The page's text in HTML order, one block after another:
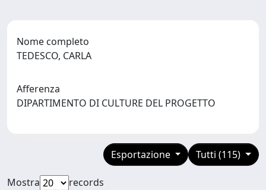
Nome completo
TEDESCO, CARLA
Afferenza
DIPARTIMENTO DI CULTURE DEL PROGETTO
Tutti (115)
Esportazione
Mostra
records